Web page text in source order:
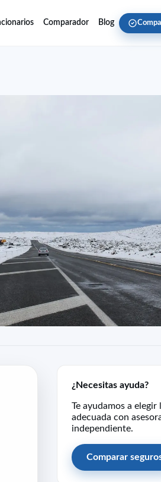
Comparador Blog
¿Necesitas ayuda?
Te ayudamos a elegir
adecuada con
independiente.
Comparar